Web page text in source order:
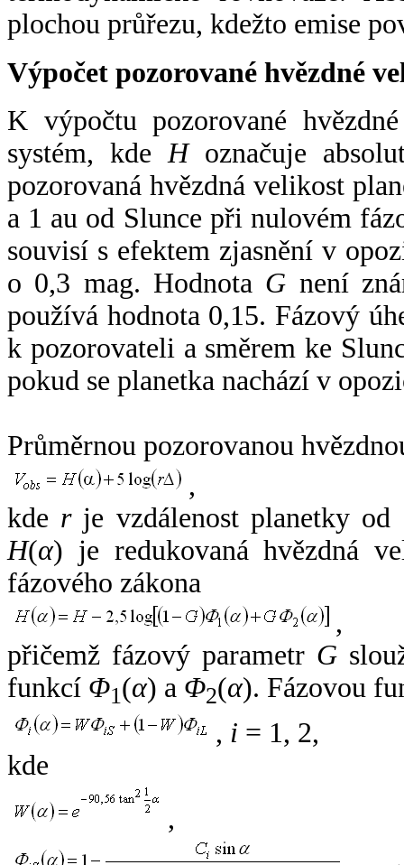
plochou průřezu, kdežto emise
Výpočet pozorované hvězdné
K výpočtu pozorované
systém, kde Hoznačuje
pozorovaná hvězdná velikost
a 1 au od Slunce při nulovém
souvisí s efektem zjasnění v
o 0,3 mag. Hodnota G není
používá hodnota 0,15. Fázový
k pozorovateli a směrem ke
pokud se planetka nachází v
Průměrnou pozorovanou
,
kde rje vzdálenost planetky od
H(α) je redukovaná hvězdná
fázového zákona
,
přičemž fázový parametr G
funkcí Φ1(α) a Φ2(α). Fázovou
, i = 1, 2,
kde
,